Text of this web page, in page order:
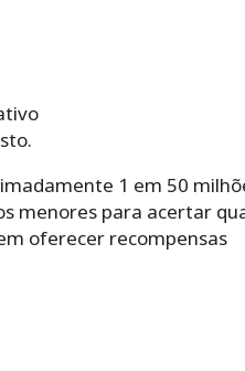
1 em 50
menores para acertar
oferecer recompensas